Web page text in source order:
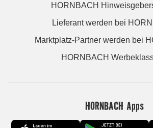
HORNBACH
Lieferant werden bei
Marktplatz-Partner werden bei
HORNBACH
HORNBACH Apps